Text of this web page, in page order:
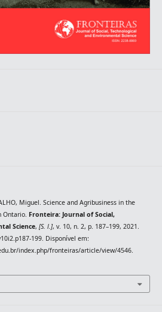
Miguel. Science and Agribusiness in the
Ontario. Fronteira: Journal of Social,
Science, [S. l.], v. 10, n. 2, p. 187–199, 2021.
199. Disponível em:
index.php/fronteiras/article/view/4546.